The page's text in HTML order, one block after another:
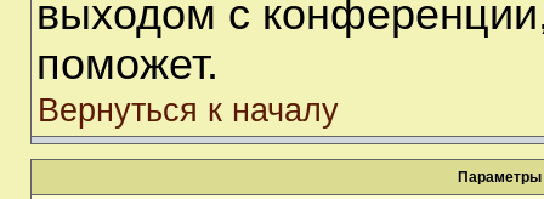
выходом с
поможет.
Вернуться к началу
Параметры